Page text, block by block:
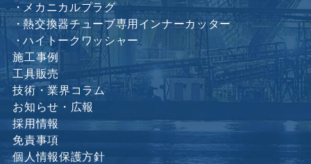
メカニカルプラグ
熱交換器チューブ専用インナーカッター
ハイトークワッシャー
施工事例
工具販売
技術・業界コラム
お知らせ・広報
採用情報
免責事項
個人情報保護方針